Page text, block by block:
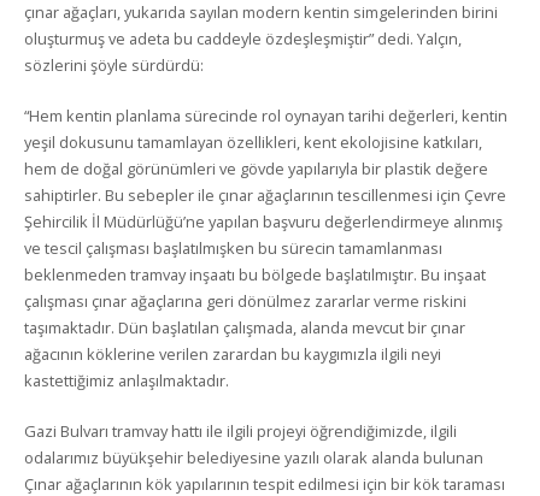
çınar ağaçları, yukarıda sayılan modern kentin simgelerinden birini
oluşturmuş ve adeta bu caddeyle özdeşleşmiştir” dedi. Yalçın,
sözlerini şöyle sürdürdü:
“Hem kentin planlama sürecinde rol oynayan tarihi değerleri, kentin
yeşil dokusunu tamamlayan özellikleri, kent ekolojisine katkıları,
hem de doğal görünümleri ve gövde yapılarıyla bir plastik değere
sahiptirler. Bu sebepler ile çınar ağaçlarının tescillenmesi için Çevre
Şehircilik İl Müdürlüğü’ne yapılan başvuru değerlendirmeye alınmış
ve tescil çalışması başlatılmışken bu sürecin tamamlanması
beklenmeden tramvay inşaatı bu bölgede başlatılmıştır. Bu inşaat
çalışması çınar ağaçlarına geri dönülmez zararlar verme riskini
taşımaktadır. Dün başlatılan çalışmada, alanda mevcut bir çınar
ağacının köklerine verilen zarardan bu kaygımızla ilgili neyi
kastettiğimiz anlaşılmaktadır.
Gazi Bulvarı tramvay hattı ile ilgili projeyi öğrendiğimizde, ilgili
odalarımız büyükşehir belediyesine yazılı olarak alanda bulunan
Çınar ağaçlarının kök yapılarının tespit edilmesi için bir kök taraması